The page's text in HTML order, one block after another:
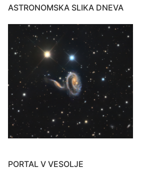
ASTRONOMSKA SLIKA DNEVA
PORTAL V VESOLJE